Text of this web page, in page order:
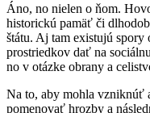
Áno, no nielen o ňom.
historickú pamäť či
štátu. Aj tam existujú
prostriedkov dať na
no v otázke obrany a
Na to, aby mohla vzniknúť
pomenovať hrozby a